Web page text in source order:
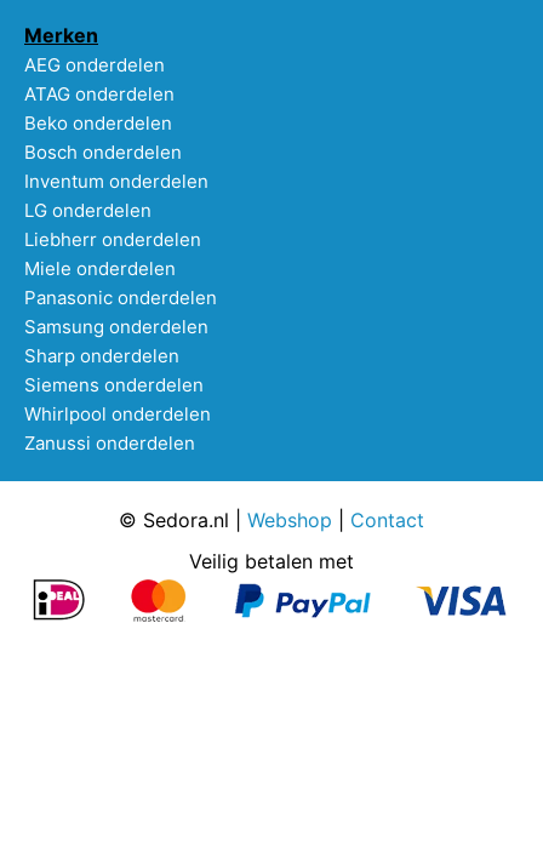
Merken
AEG onderdelen
ATAG onderdelen
Beko onderdelen
Bosch onderdelen
Inventum onderdelen
LG onderdelen
Liebherr onderdelen
Miele onderdelen
Panasonic onderdelen
Samsung onderdelen
Sharp onderdelen
Siemens onderdelen
Whirlpool onderdelen
Zanussi onderdelen
© Sedora.nl | Webshop
Contact
Veilig betalen met